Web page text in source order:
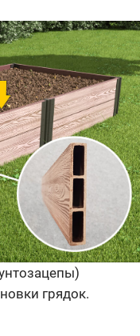
грядок.